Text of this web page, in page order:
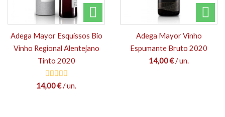
Adega Mayor Esquissos Bio
Vinho Regional Alentejano
Tinto 2020
14,00 €/ un.
Adega Mayor Vinho
Espumante Bruto 2020
14,00 €/ un.